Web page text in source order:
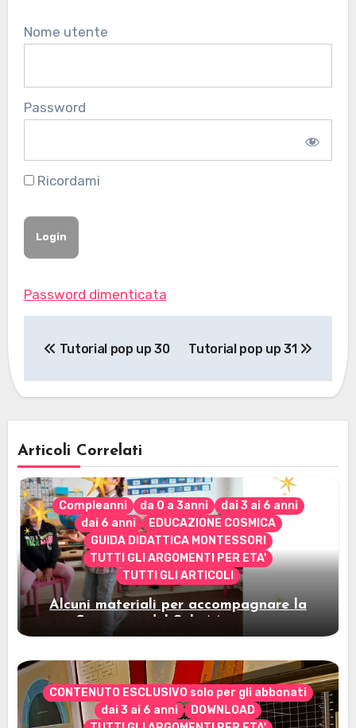
Nome utente
Password
Ricordami
Password dimenticata
Tutorial pop up 30 Tutorial pop up 31
Articoli Correlati
Compleanni da 0 a 3anni
dai 3 ai 6 anni
dai 6 anni
EDUCAZIONE COSMICA
GUIDA DIDATTICA MONTESSORI
TUTTI GLI ARGOMENTI PER ETA'
TUTTI GLI ARTICOLI
Alcuni materiali per accompagnare la
Cerimonia del Sole Montessori
CONTENUTO ESCLUSIVO solo per gli abbonati
dai 3 ai 6 anni
DOWNLOAD